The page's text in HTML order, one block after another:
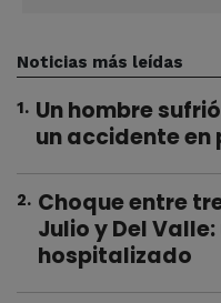
Noticias más leídas
1. Un hombre
un accidente
2. Choque entre
Julio y Del
hospitalizado